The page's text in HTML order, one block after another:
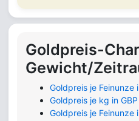
Goldpreis-
Gewicht/
Goldpreis je Feinunze
Goldpreis je kg in
Goldpreis je Feinunze